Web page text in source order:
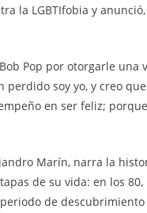
la LGBTIfobia y
Pop por otorgarle una
perdido soy yo, y creo que
en ser feliz; porque
Marín, narra la
de su vida: en los 80,
de descubrimiento